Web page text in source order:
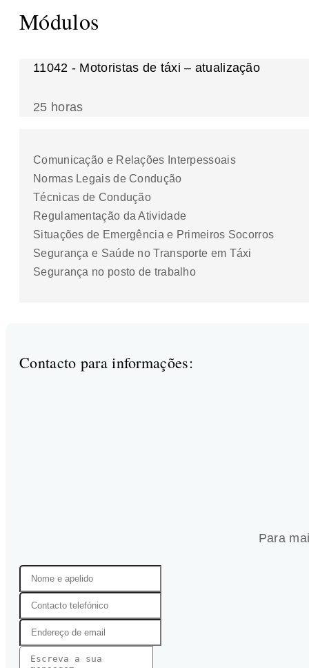
Módulos
11042 - Motoristas de táxi – atualização
25 horas
Comunicação e Relações Interpessoais
Normas Legais de Condução
Técnicas de Condução
Regulamentação da Atividade
Situações de Emergência e Primeiros Socorros
Segurança e Saúde no Transporte em Táxi
Segurança no posto de trabalho
Contacto para informações:
Para